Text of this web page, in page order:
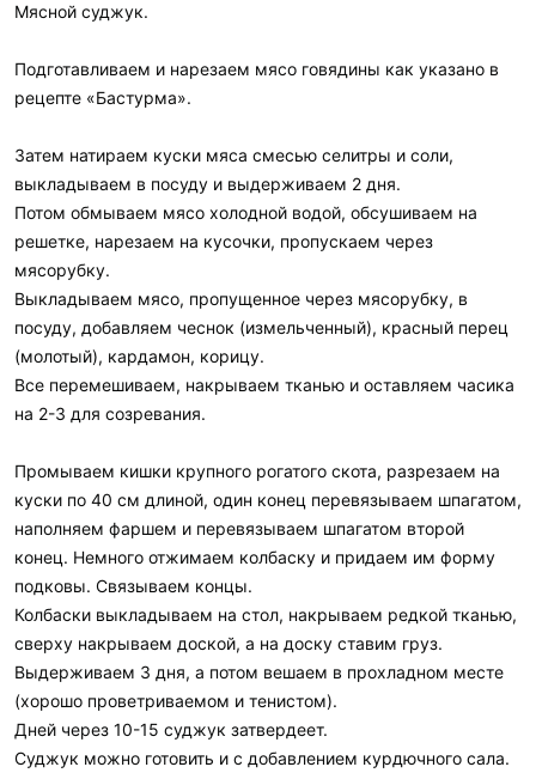
Мясной суджук.
Подготавливаем и нарезаем мясо говядины как указано в
рецепте «Бастурма».
Затем натираем куски мяса смесью селитры и соли,
выкладываем в посуду и выдерживаем 2 дня.
Потом обмываем мясо холодной водой, обсушиваем на
решетке, нарезаем на кусочки, пропускаем через
мясорубку.
Выкладываем мясо, пропущенное через мясорубку, в
посуду, добавляем чеснок (измельченный), красный перец
(молотый), кардамон, корицу.
Все перемешиваем, накрываем тканью и оставляем часика
на 2-3 для созревания.
Промываем кишки крупного рогатого скота, разрезаем на
куски по 40 см длиной, один конец перевязываем шпагатом,
наполняем фаршем и перевязываем шпагатом второй
конец. Немного отжимаем колбаску и придаем им форму
подковы. Связываем концы.
Колбаски выкладываем на стол, накрываем редкой тканью,
сверху накрываем доской, а на доску ставим груз.
Выдерживаем 3 дня, а потом вешаем в прохладном месте
(хорошо проветриваемом и тенистом).
Дней через 10-15 суджук затвердеет.
Суджук можно готовить и с добавлением курдючного сала.